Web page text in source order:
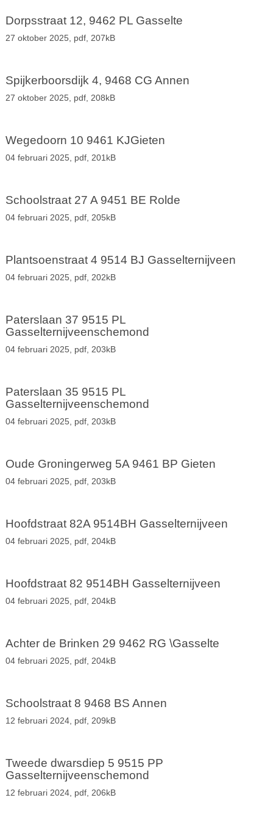
Dorpsstraat 12, 9462 PL Gasselte
27 oktober 2025, pdf, 207kB
Spijkerboorsdijk 4, 9468 CG Annen
27 oktober 2025, pdf, 208kB
Wegedoorn 10 9461 KJGieten
04 februari 2025, pdf, 201kB
Schoolstraat 27 A 9451 BE Rolde
04 februari 2025, pdf, 205kB
Plantsoenstraat 4 9514 BJ Gasselternijveen
04 februari 2025, pdf, 202kB
Paterslaan 37 9515 PL
Gasselternijveenschemond
04 februari 2025, pdf, 203kB
Paterslaan 35 9515 PL
Gasselternijveenschemond
04 februari 2025, pdf, 203kB
Oude Groningerweg 5A 9461 BP Gieten
04 februari 2025, pdf, 203kB
Hoofdstraat 82A 9514BH Gasselternijveen
04 februari 2025, pdf, 204kB
Hoofdstraat 82 9514BH Gasselternijveen
04 februari 2025, pdf, 204kB
Achter de Brinken 29 9462 RG \Gasselte
04 februari 2025, pdf, 204kB
Schoolstraat 8 9468 BS Annen
12 februari 2024, pdf, 209kB
Tweede dwarsdiep 5 9515 PP
Gasselternijveenschemond
12 februari 2024, pdf, 206kB